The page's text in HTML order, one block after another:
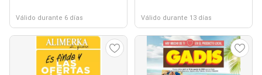
Válido durante 6 días Válido durante 13 días